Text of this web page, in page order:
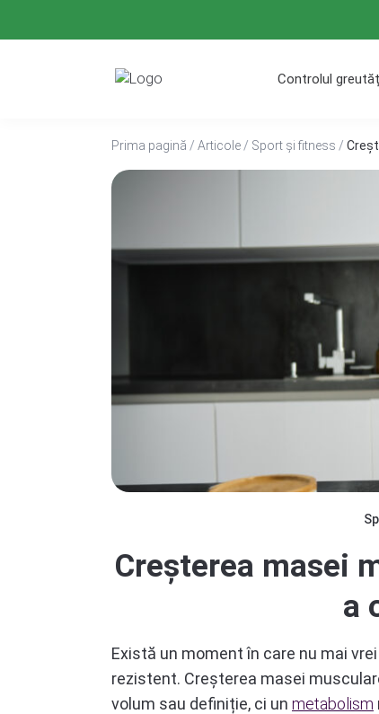
Controlul
Prima pagină / Articole / Sport și fitness /
Creșterea masei
a
Există un moment în care nu mai
rezistent. Creșterea masei
volum sau definiție, ci un metabolism